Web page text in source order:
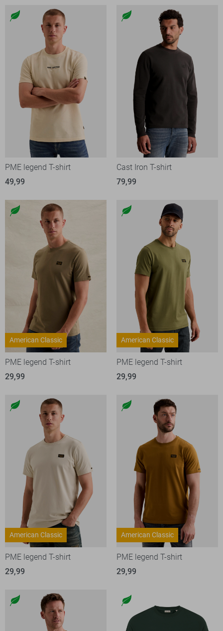
PME legend T-shirt
49,99
Cast Iron T-shirt
79,99
American Classic
PME legend T-shirt
29,99
American Classic
PME legend T-shirt
29,99
American Classic
PME legend T-shirt
29,99
American Classic
PME legend T-shirt
29,99